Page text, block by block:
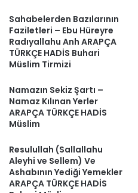
Sahabelerden Bazılarının
Faziletleri – Ebu Hüreyre
Radıyallahu Anh ARAPÇA
TÜRKÇE HADİS Buhari
Müslim Tirmizi
Namazın Sekiz Şartı –
Namaz Kılınan Yerler
ARAPÇA TÜRKÇE HADİS
Müslim
Resulullah (Sallallahu
Aleyhi ve Sellem) Ve
Ashabının Yediği Yemekler
ARAPÇA TÜRKÇE HADİS